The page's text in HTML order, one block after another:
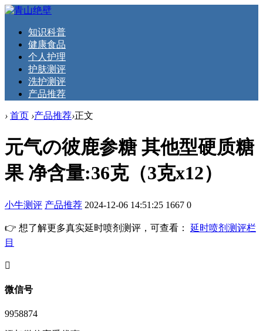
知识科普
健康食品
个人护理
护肤测评
洗护测评
产品推荐
› 首页 ›产品推荐›正文
元气の彼鹿参糖 其他型硬质糖
果 净含量:36克（3克x12）
小牛测评 产品推荐 2024-12-06 14:51:25 1667 0
👉 想了解更多真实延时喷剂测评，可查看： 延时喷剂测评栏
目
󦘖
微信号
9958874